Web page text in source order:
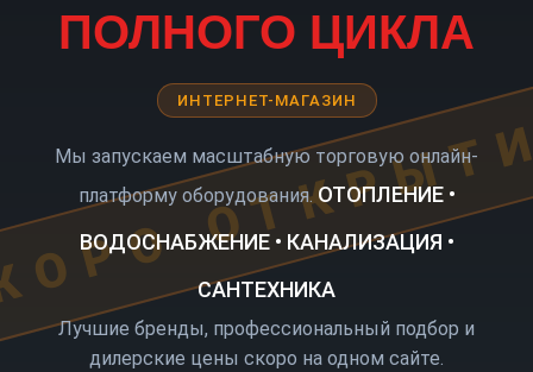
ПОЛНОГО ЦИКЛА
ИНТЕРНЕТ-МАГАЗИН
Мы запускаем масштабную торговую онлайн-
платформу оборудования. ОТОПЛЕНИЕ •
ВОДОСНАБЖЕНИЕ • КАНАЛИЗАЦИЯ •
САНТЕХНИКА
Лучшие бренды, профессиональный подбор и
дилерские цены скоро на одном сайте.